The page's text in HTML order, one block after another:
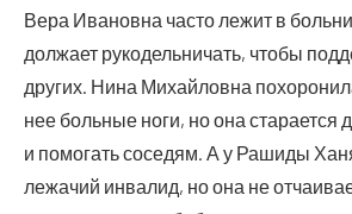
Вера Ива­нов­на часто лежит в
дол­жа­ет руко­дель­ни­чать, что­бы
дру­гих. Нина Михай­лов­на
нее боль­ные ноги, но она ста­ра­ет­ся
и помо­гать сосе­дям. А у Раши­ды
лежа­чий инва­лид, но она не